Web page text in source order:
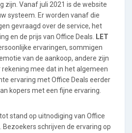
zijn. Vanaf juli 2021 is de website
systeem. Er worden vanaf die
gevraagd over de service, het
en de prijs van Office Deals.
LET
ervaringen, sommigen
van de aankoop, andere zijn
mee dat in het algemeen
ervaring met Office Deals eerder
kopers met een fijne ervaring.
tot stand op uitnodiging van Office
Bezoekers schrijven de ervaring op